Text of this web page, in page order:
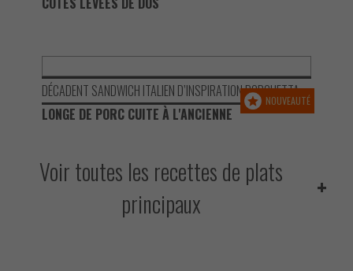
NOUVEAUTÉ
DÉCADENT SANDWICH ITALIEN D’INSPIRATION PORCHETTA
LONGE DE PORC CUITE À L'ANCIENNE
Voir toutes les recettes de plats
principaux